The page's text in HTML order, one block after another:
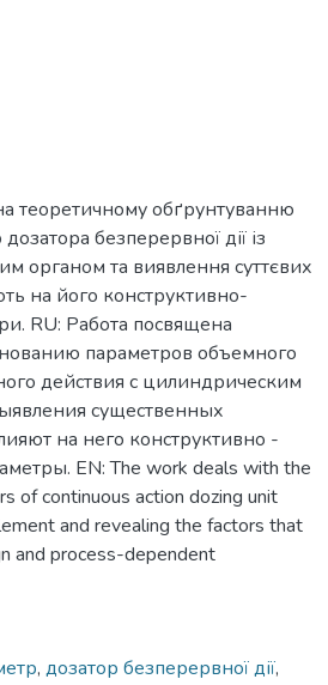
теоретичному обґрунтуванню
безперервної дії із
органом та виявлення суттєвих
на його конструктивно-
RU: Работа посвящена
параметров объемного
действия с цилиндрическим
существенных
на него конструктивно -
EN: The work deals with the
of continuous action dozing unit
and revealing the factors that
and process-dependent
, дозатор безперервної дії,